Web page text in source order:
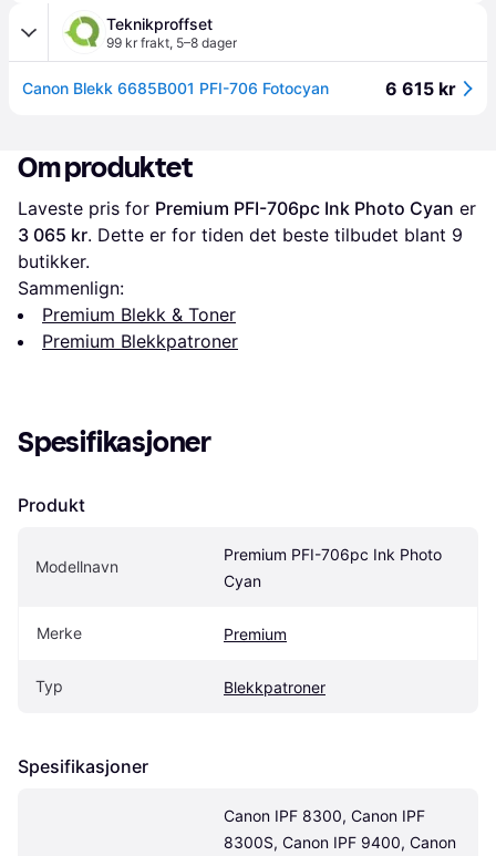
Teknikproffset
99 kr frakt, 5–8 dager
Canon Blekk 6685B001 PFI-706 Fotocyan 6 615 kr
Om produktet
Laveste pris for Premium PFI-706pc Ink Photo Cyan
3 065 kr. Dette er for tiden det beste tilbudet blant 9
butikker.
Sammenlign:
Premium Blekk & Toner
Premium Blekkpatroner
Spesifikasjoner
Produkt
Modellnavn
Premium PFI-706pc Ink Photo
Cyan
Merke Premium
Typ Blekkpatroner
Spesifikasjoner
Canon IPF 8300, Canon IPF
8300S, Canon IPF 9400, Canon